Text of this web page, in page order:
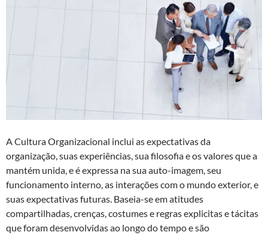
A Cultura Organizacional inclui as expectativas da
organização, suas experiências, sua filosofia e os valores que a
mantém unida, e é expressa na sua auto-imagem, seu
funcionamento interno, as interações com o mundo exterior, e
suas expectativas futuras. Baseia-se em atitudes
compartilhadas, crenças, costumes e regras explicitas e tácitas
que foram desenvolvidas ao longo do tempo e são